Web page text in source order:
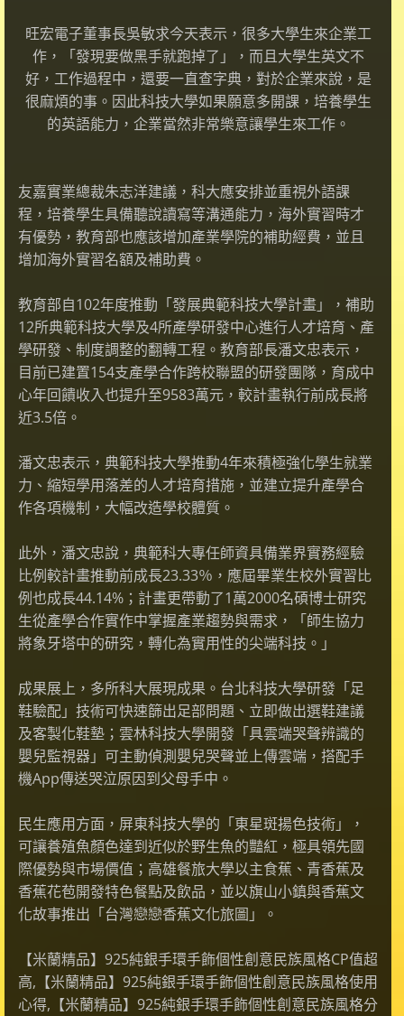
旺宏電子董事長吳敏求今天表示，很多大學生來企業工
作，「發現要做黑手就跑掉了」，而且大學生英文不
好，工作過程中，還要一直查字典，對於企業來說，是
很麻煩的事。因此科技大學如果願意多開課，培養學生
的英語能力，企業當然非常樂意讓學生來工作。
友嘉實業總裁朱志洋建議，科大應安排並重視外語課
程，培養學生具備聽說讀寫等溝通能力，海外實習時才
有優勢，教育部也應該增加產業學院的補助經費，並且
增加海外實習名額及補助費。
教育部自102年度推動「發展典範科技大學計畫」，補助
12所典範科技大學及4所產學研發中心進行人才培育、產
學研發、制度調整的翻轉工程。教育部長潘文忠表示，
目前已建置154支產學合作跨校聯盟的研發團隊，育成中
心年回饋收入也提升至9583萬元，較計畫執行前成長將
近3.5倍。
潘文忠表示，典範科技大學推動4年來積極強化學生就業
力、縮短學用落差的人才培育措施，並建立提升產學合
作各項機制，大幅改造學校體質。
此外，潘文忠說，典範科大專任師資具備業界實務經驗
比例較計畫推動前成長23.33％，應屆畢業生校外實習比
例也成長44.14%；計畫更帶動了1萬2000名碩博士研究
生從產學合作實作中掌握產業趨勢與需求，「師生協力
將象牙塔中的研究，轉化為實用性的尖端科技。」
成果展上，多所科大展現成果。台北科技大學研發「足
鞋驗配」技術可快速篩出足部問題、立即做出選鞋建議
及客製化鞋墊；雲林科技大學開發「具雲端哭聲辨識的
嬰兒監視器」可主動偵測嬰兒哭聲並上傳雲端，搭配手
機App傳送哭泣原因到父母手中。
民生應用方面，屏東科技大學的「東星斑揚色技術」，
可讓養殖魚顏色達到近似於野生魚的豔紅，極具領先國
際優勢與市場價值；高雄餐旅大學以主食蕉、青香蕉及
香蕉花苞開發特色餐點及飲品，並以旗山小鎮與香蕉文
化故事推出「台灣戀戀香蕉文化旅圖」。
【米蘭精品】925純銀手環手飾個性創意民族風格CP值超
高,【米蘭精品】925純銀手環手飾個性創意民族風格使用
心得,【米蘭精品】925純銀手環手飾個性創意民族風格分